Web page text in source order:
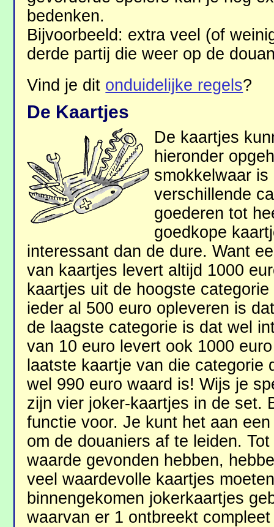
bedenken.
Bijvoorbeeld: extra veel (of
derde partij die weer op de
Vind je dit onduidelijke regels?
De Kaartjes
De kaartjes
hieronder
smokkelwaar
verschillende
goederen tot
goedkope
interessant dan de dure. Want
van kaartjes levert altijd 1000
kaartjes uit de hoogste
ieder al 500 euro opleveren is
de laagste categorie is dat wel
van 10 euro levert ook 1000
laatste kaartje van die categorie
wel 990 euro waard is! Wijs je
zijn vier joker-kaartjes in de set.
functie voor. Je kunt het aan
om de douaniers af te leiden.
waarde gevonden hebben,
veel waardevolle kaartjes
binnengekomen jokerkaartjes
waarvan er 1 ontbreekt